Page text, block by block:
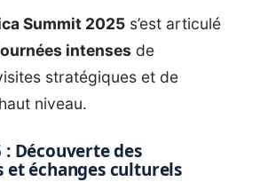
Summit 2025 s’est articulé
intenses de
stratégiques et de
niveau.
Découverte des
échanges culturels